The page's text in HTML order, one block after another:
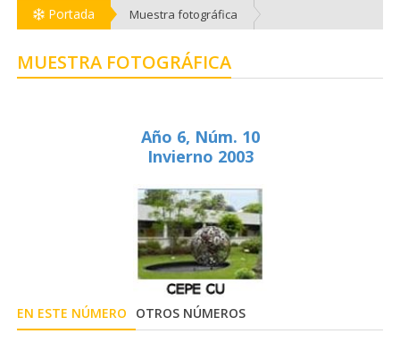
Portada Muestra fotográfica
MUESTRA FOTOGRÁFICA
Año 6, Núm. 10
Invierno 2003
EN ESTE NÚMERO OTROS NÚMEROS